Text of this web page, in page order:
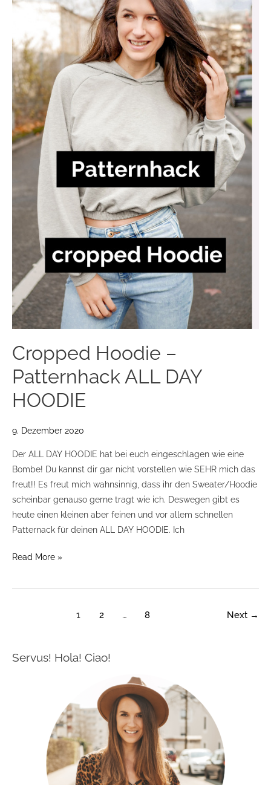
Cropped Hoodie –
Patternhack ALL DAY
HOODIE
9. Dezember 2020
Der ALL DAY HOODIE hat bei euch eingeschlagen wie eine
Bombe! Du kannst dir gar nicht vorstellen wie SEHR mich das
freut!! Es freut mich wahnsinnig, dass ihr den Sweater/Hoodie
scheinbar genauso gerne tragt wie ich. Deswegen gibt es
heute einen kleinen aber feinen und vor allem schnellen
Patternack für deinen ALL DAY HOODIE. Ich
–
ALL
DAY
HOODIE
Read More »
1 2 … 8 Next →
Servus! Hola! Ciao!